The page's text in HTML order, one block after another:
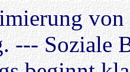
von
--- Soziale